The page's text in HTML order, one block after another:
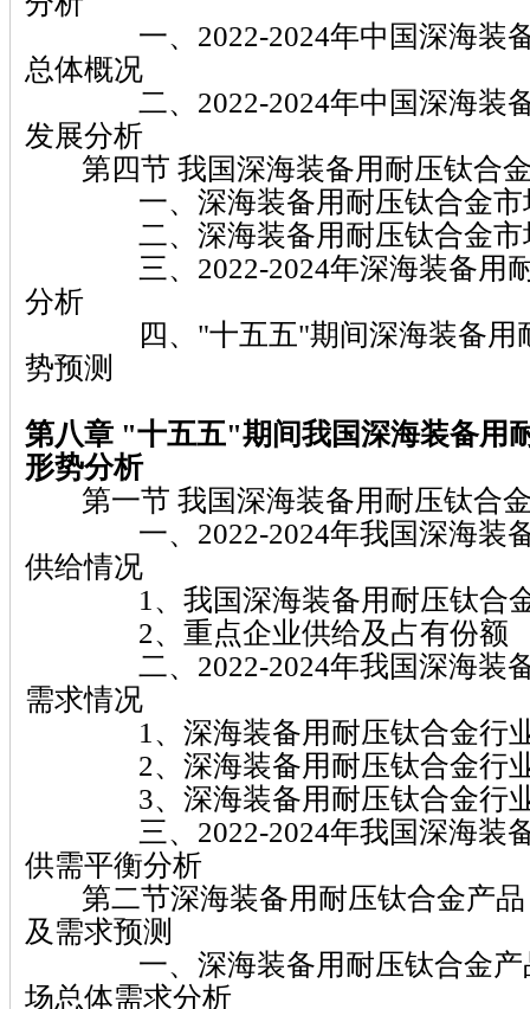
一、2022-2024年中国深海装备
总体概况
二、2022-2024年中国深海装备
发展分析
第四节 我国深海装备用耐压钛合
一、深海装备用耐压钛合金市
二、深海装备用耐压钛合金市
三、2022-2024年深海装备用耐
分析
四、"十五五"期间深海装备用耐
势预测
第八章 "十五五"期间我国深海装备用
形势分析
第一节 我国深海装备用耐压钛合
一、2022-2024年我国深海装备
供给情况
1、我国深海装备用耐压钛合金
2、重点企业供给及占有份额
二、2022-2024年我国深海装备
需求情况
1、深海装备用耐压钛合金行业
2、深海装备用耐压钛合金行业
3、深海装备用耐压钛合金行业
三、2022-2024年我国深海装备
供需平衡分析
第二节深海装备用耐压钛合金产品
及需求预测
一、深海装备用耐压钛合金产
场总体需求分析